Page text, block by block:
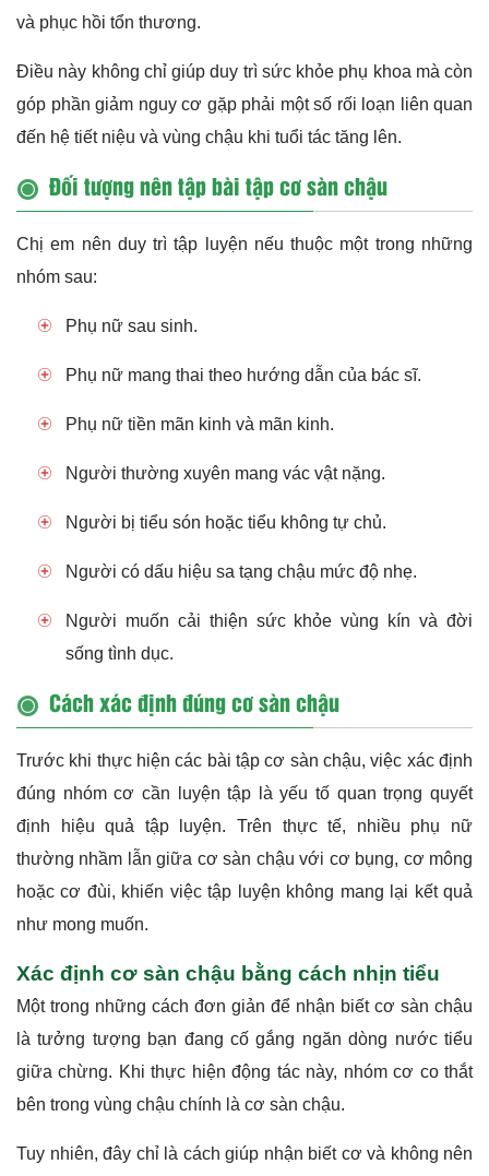
và phục hồi tổn thương.
Điều này không chỉ giúp duy trì sức khỏe phụ khoa mà còn
góp phần giảm nguy cơ gặp phải một số rối loạn liên quan
đến hệ tiết niệu và vùng chậu khi tuổi tác tăng lên.
Đối tượng nên tập bài tập cơ sàn chậu
Chị em nên duy trì tập luyện nếu thuộc một trong những
nhóm sau:
Phụ nữ sau sinh.
Phụ nữ mang thai theo hướng dẫn của bác sĩ.
Phụ nữ tiền mãn kinh và mãn kinh.
Người thường xuyên mang vác vật nặng.
Người bị tiểu són hoặc tiểu không tự chủ.
Người có dấu hiệu sa tạng chậu mức độ nhẹ.
Người muốn cải thiện sức khỏe vùng kín và đời
sống tình dục.
Cách xác định đúng cơ sàn chậu
Trước khi thực hiện các bài tập cơ sàn chậu, việc xác định
đúng nhóm cơ cần luyện tập là yếu tố quan trọng quyết
định hiệu quả tập luyện. Trên thực tế, nhiều phụ nữ
thường nhầm lẫn giữa cơ sàn chậu với cơ bụng, cơ mông
hoặc cơ đùi, khiến việc tập luyện không mang lại kết quả
như mong muốn.
Xác định cơ sàn chậu bằng cách nhịn tiểu
Một trong những cách đơn giản để nhận biết cơ sàn chậu
là tưởng tượng bạn đang cố gắng ngăn dòng nước tiểu
giữa chừng. Khi thực hiện động tác này, nhóm cơ co thắt
bên trong vùng chậu chính là cơ sàn chậu.
Tuy nhiên, đây chỉ là cách giúp nhận biết cơ và không nên